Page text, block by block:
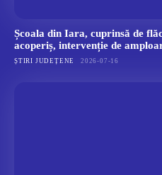
Școala din Iara, cuprinsă de
acoperiș, intervenție de
ȘTIRI JUDEȚENE 2026-07-16